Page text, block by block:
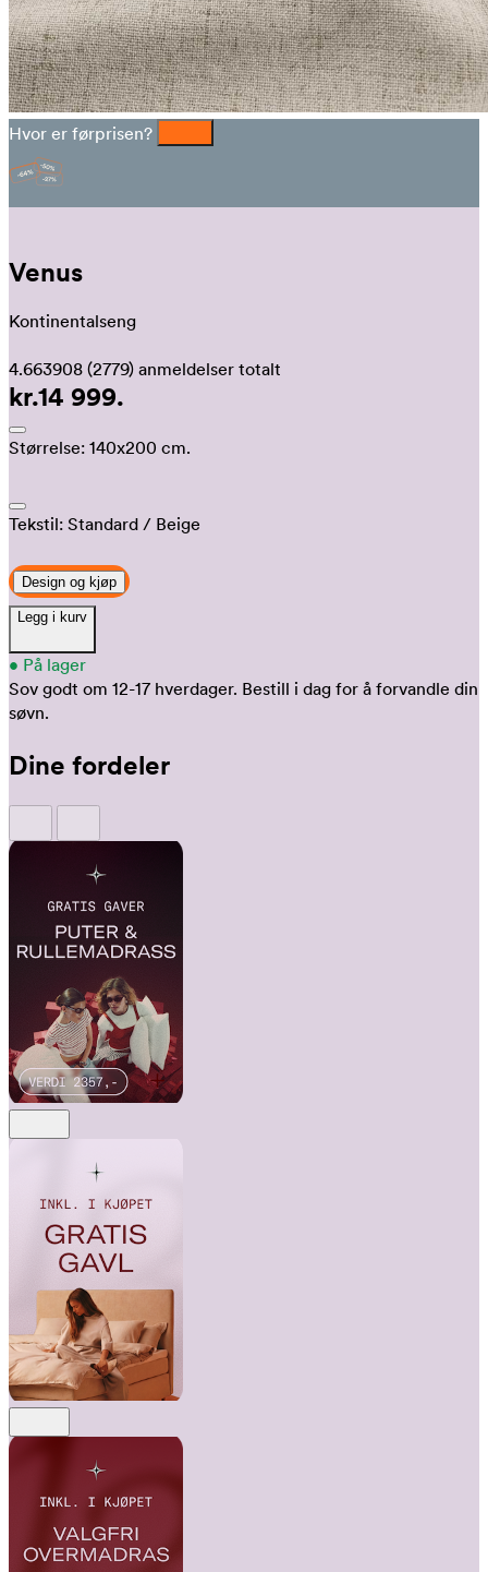
Hvor er førprisen?
Venus
Kontinentalseng
4.663908 (2779) anmeldelser totalt
kr.14 999.
Størrelse: 140x200 cm.
Tekstil: Standard / Beige
Design og kjøp
Legg i kurv
• På lager
Sov godt om 12-17 hverdager. Bestill i dag for å forvandle din
søvn.
Dine fordeler